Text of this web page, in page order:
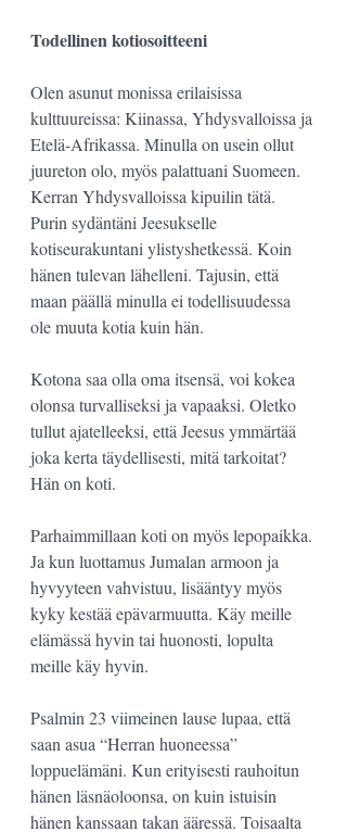
Todellinen kotiosoitteeni
Olen asunut monissa erilaisissa
kulttuureissa: Kiinassa, Yhdysvalloissa ja
Etelä-Afrikassa. Minulla on usein ollut
juureton olo, myös palattuani Suomeen.
Kerran Yhdysvalloissa kipuilin tätä.
Purin sydäntäni Jeesukselle
kotiseurakuntani ylistyshetkessä. Koin
hänen tulevan lähelleni. Tajusin, että
maan päällä minulla ei todellisuudessa
ole muuta kotia kuin hän.
Kotona saa olla oma itsensä, voi kokea
olonsa turvalliseksi ja vapaaksi. Oletko
tullut ajatelleeksi, että Jeesus ymmärtää
joka kerta täydellisesti, mitä tarkoitat?
Hän on koti.
Parhaimmillaan koti on myös lepopaikka.
Ja kun luottamus Jumalan armoon ja
hyvyyteen vahvistuu, lisääntyy myös
kyky kestää epävarmuutta. Käy meille
elämässä hyvin tai huonosti, lopulta
meille käy hyvin.
Psalmin 23 viimeinen lause lupaa, että
saan asua “Herran huoneessa”
loppuelämäni. Kun erityisesti rauhoitun
hänen läsnäoloonsa, on kuin istuisin
hänen kanssaan takan ääressä. Toisaalta